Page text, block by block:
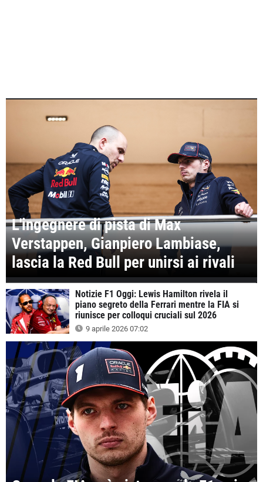
L'ingegnere di pista di Max
Verstappen, Gianpiero Lambiase,
lascia la Red Bull per unirsi ai rivali
Notizie F1 Oggi: Lewis Hamilton rivela il
piano segreto della Ferrari mentre la FIA si
riunisce per colloqui cruciali sul 2026
9 aprile 2026 07:02